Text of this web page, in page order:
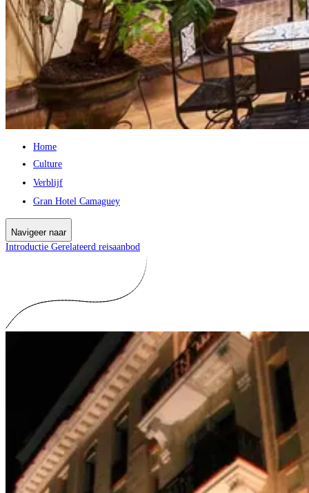
Home
Culture
Verblijf
Gran Hotel Camaguey
Navigeer naar
Introductie Gerelateerd reisaanbod